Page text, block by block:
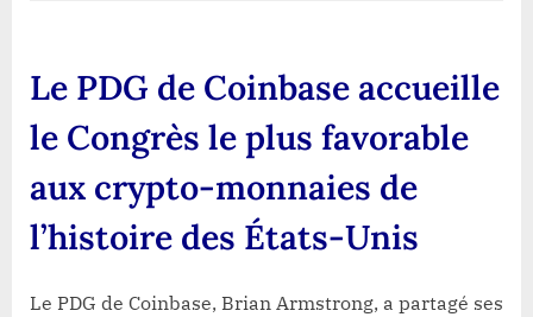
Le PDG de Coinbase accueille
le Congrès le plus favorable
aux crypto-monnaies de
l’histoire des États-Unis
Le PDG de Coinbase, Brian Armstrong, a partagé ses